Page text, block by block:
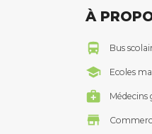
À
Bus
Ecoles
Médecins